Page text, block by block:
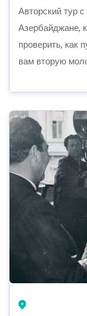
Авторский тур
Азербайджане,
проверить, как
вам вторую